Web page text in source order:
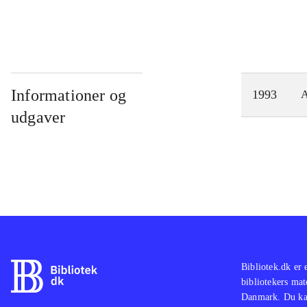
Informationer og
udgaver
1993
Bibliotek.dk er
bibliotekers
Danmark. Du